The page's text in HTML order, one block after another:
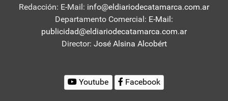
Redacción: E-Mail: info@eldiariodecatamarca.com.ar
Departamento Comercial: E-Mail:
publicidad@eldiariodecatamarca.com.ar
Director: José Alsina Alcobért
Youtube Facebook